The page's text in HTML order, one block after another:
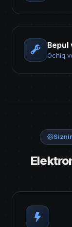
Bepul
Ochiq